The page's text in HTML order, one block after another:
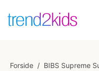
Forside / BIBS Supreme